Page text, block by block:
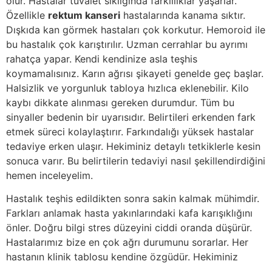
Özellikle rektum kanseri hastalarında kanama sıktır.
Dışkıda kan görmek hastaları çok korkutur. Hemoroid ile
bu hastalık çok karıştırılır. Uzman cerrahlar bu ayrımı
rahatça yapar. Kendi kendinize asla teşhis
koymamalısınız. Karın ağrısı şikayeti genelde geç başlar.
Halsizlik ve yorgunluk tabloya hızlıca eklenebilir. Kilo
kaybı dikkate alınması gereken durumdur. Tüm bu
sinyaller bedenin bir uyarısıdır. Belirtileri erkenden fark
etmek süreci kolaylaştırır. Farkındalığı yüksek hastalar
tedaviye erken ulaşır. Hekiminiz detaylı tetkiklerle kesin
sonuca varır. Bu belirtilerin tedaviyi nasıl şekillendirdiğini
hemen inceleyelim.
Hastalık teşhis edildikten sonra sakin kalmak mühimdir.
Farkları anlamak hasta yakınlarındaki kafa karışıklığını
önler. Doğru bilgi stres düzeyini ciddi oranda düşürür.
Hastalarımız bize en çok ağrı durumunu sorarlar. Her
hastanın klinik tablosu kendine özgüdür. Hekiminiz